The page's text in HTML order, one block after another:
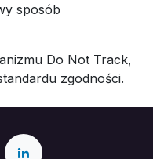
sposób
Do Not Track,
zgodności.